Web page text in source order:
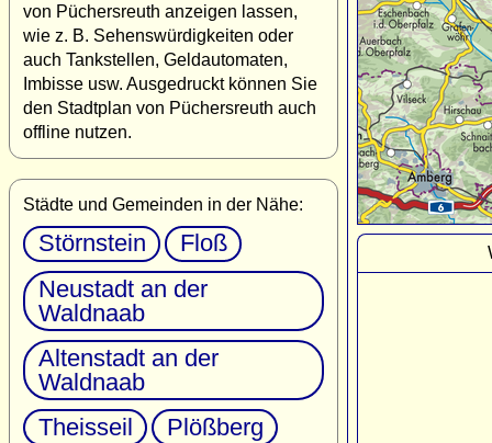
von Püchersreuth anzeigen lassen,
wie z. B. Sehenswürdigkeiten oder
auch Tankstellen, Geldautomaten,
Imbisse usw. Ausgedruckt können Sie
den Stadtplan von Püchersreuth auch
offline nutzen.
Städte und Gemeinden in der Nähe:
Störnstein
Floß
Neustadt an der
Waldnaab
Altenstadt an der
Waldnaab
Theisseil
Plößberg